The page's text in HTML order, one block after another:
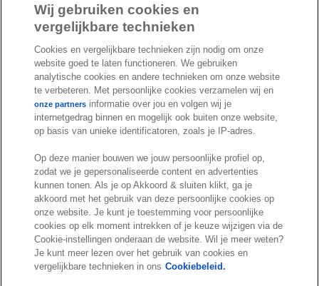
a
c
o
o
k
i
n
d
I
n
o
u
u
b
e
n
s
t
a
g
r
a
m
S
p
o
t
i
f
y
© Exact 2026
Cookie statement
Cookie settings
Marketing preferences
Disclaimer
Site conditions
Terms & conditions
Wij gebruiken cookies en
vergelijkbare technieken
Cookies en vergelijkbare technieken zijn nodig om onze
website goed te laten functioneren. We gebruiken
analytische cookies en andere technieken om onze website
te verbeteren. Met persoonlijke cookies verzamelen wij en
onze partners informatie over jou en volgen wij je
internetgedrag binnen en mogelijk ook buiten onze website,
op basis van unieke identificatoren, zoals je IP-adres.
Op deze manier bouwen we jouw persoonlijke profiel op,
zodat we je gepersonaliseerde content en advertenties
kunnen tonen. Als je op Akkoord & sluiten klikt, ga je
akkoord met het gebruik van deze persoonlijke cookies op
onze website. Je kunt je toestemming voor persoonlijke
cookies op elk moment intrekken of je keuze wijzigen via de
Cookie-instellingen onderaan de website. Wil je meer weten?
Je kunt meer lezen over het gebruik van cookies en
vergelijkbare technieken in ons Cookiebeleid.